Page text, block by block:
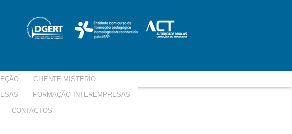
CLIENTE MISTÉRIO
FORMAÇÃO INTEREMPRESAS
CONTACTOS